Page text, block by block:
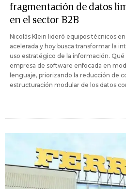
fragmentación de datos
en el sector B2B
Nicolás Klein lideró equipos técnicos
acelerada y hoy busca transformar la
uso estratégico de la información. Qué
empresa de software enfocada en
lenguaje, priorizando la reducción de
estructuración modular de los datos